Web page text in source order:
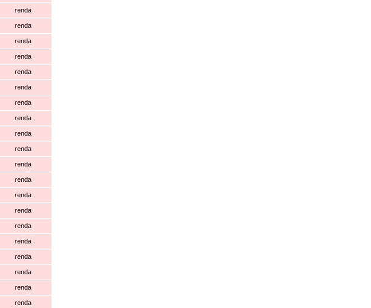
renda
renda
renda
renda
renda
renda
renda
renda
renda
renda
renda
renda
renda
renda
renda
renda
renda
renda
renda
renda